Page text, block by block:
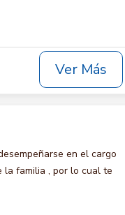
Ver Más
en el cargo
la familia , por lo cual te